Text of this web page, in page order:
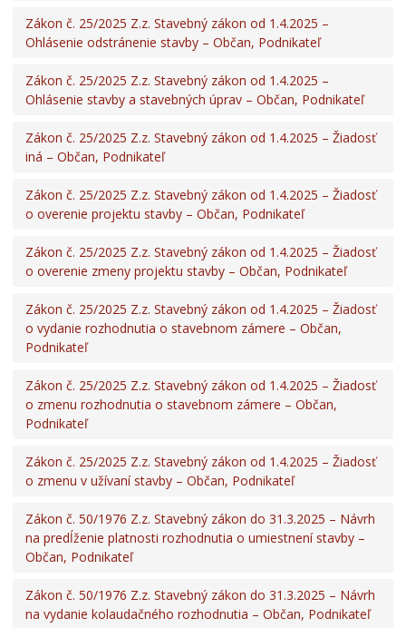
Zákon č. 25/2025 Z.z. Stavebný zákon od 1.4.2025 –
Ohlásenie odstránenie stavby – Občan, Podnikateľ
Zákon č. 25/2025 Z.z. Stavebný zákon od 1.4.2025 –
Ohlásenie stavby a stavebných úprav – Občan, Podnikateľ
Zákon č. 25/2025 Z.z. Stavebný zákon od 1.4.2025 – Žiadosť
iná – Občan, Podnikateľ
Zákon č. 25/2025 Z.z. Stavebný zákon od 1.4.2025 – Žiadosť
o overenie projektu stavby – Občan, Podnikateľ
Zákon č. 25/2025 Z.z. Stavebný zákon od 1.4.2025 – Žiadosť
o overenie zmeny projektu stavby – Občan, Podnikateľ
Zákon č. 25/2025 Z.z. Stavebný zákon od 1.4.2025 – Žiadosť
o vydanie rozhodnutia o stavebnom zámere – Občan,
Podnikateľ
Zákon č. 25/2025 Z.z. Stavebný zákon od 1.4.2025 – Žiadosť
o zmenu rozhodnutia o stavebnom zámere – Občan,
Podnikateľ
Zákon č. 25/2025 Z.z. Stavebný zákon od 1.4.2025 – Žiadosť
o zmenu v užívaní stavby – Občan, Podnikateľ
Zákon č. 50/1976 Z.z. Stavebný zákon do 31.3.2025 – Návrh
na predĺženie platnosti rozhodnutia o umiestnení stavby –
Občan, Podnikateľ
Zákon č. 50/1976 Z.z. Stavebný zákon do 31.3.2025 – Návrh
na vydanie kolaudačného rozhodnutia – Občan, Podnikateľ